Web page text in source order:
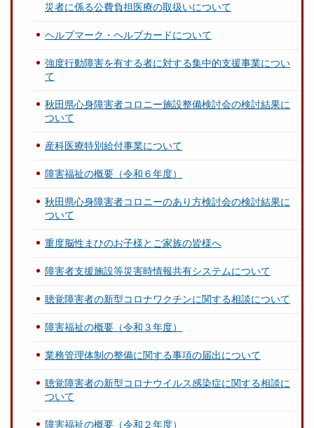
災者に係る公費負担医療の取扱いについて
ヘルプマーク・ヘルプカードについて
強度行動障害を有する者に対する集中的支援事業につい
て
秋田県心身障害者コロニー施設整備検討会の検討結果に
ついて
産科医療特別給付事業について
障害福祉の概要（令和６年度）
秋田県心身障害者コロニーのあり方検討会の検討結果に
ついて
重度脳性まひのお子様とご家族の皆様へ
障害者支援施設等災害時情報共有システムについて
聴覚障害者の新型コロナワクチンに関する相談について
障害福祉の概要（令和３年度）
業務管理体制の整備に関する事項の届出について
聴覚障害者の新型コロナウイルス感染症に関する相談に
ついて
障害福祉の概要（令和２年度）